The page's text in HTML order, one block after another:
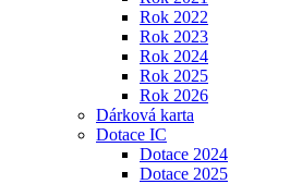
Rok 2022
Rok 2023
Rok 2024
Rok 2025
Rok 2026
Dárková karta
Dotace IC
Dotace 2024
Dotace 2025